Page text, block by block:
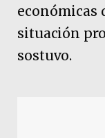
económicas
situación
sostuvo.